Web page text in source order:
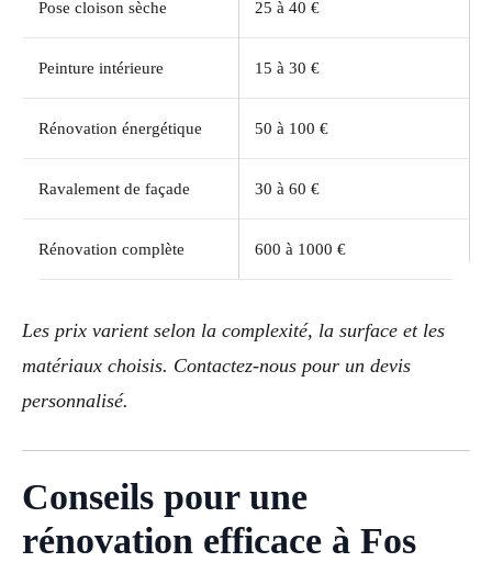
Pose cloison sèche 25 à 40 €
Peinture intérieure 15 à 30 €
Rénovation énergétique 50 à 100 €
Ravalement de façade 30 à 60 €
Rénovation complète 600 à 1000 €
Les prix varient selon la complexité, la surface et les
matériaux choisis. Contactez-nous pour un devis
personnalisé.
Conseils pour une
rénovation efficace à Fos